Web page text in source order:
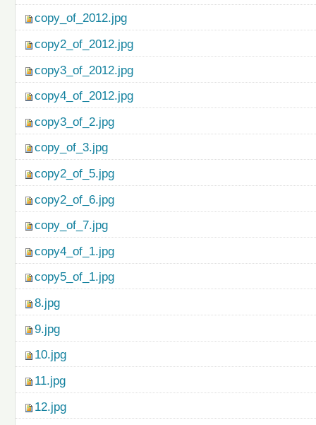
copy_of_2012.jpg
copy2_of_2012.jpg
copy3_of_2012.jpg
copy4_of_2012.jpg
copy3_of_2.jpg
copy_of_3.jpg
copy2_of_5.jpg
copy2_of_6.jpg
copy_of_7.jpg
copy4_of_1.jpg
copy5_of_1.jpg
8.jpg
9.jpg
10.jpg
11.jpg
12.jpg